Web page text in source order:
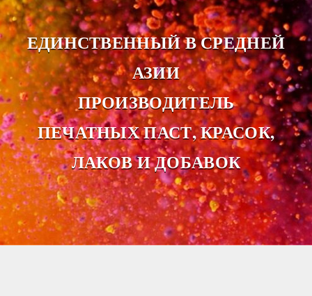
ЕДИНСТВЕННЫЙ В СРЕДНЕЙ
АЗИИ
ПРОИЗВОДИТЕЛЬ
ПЕЧАТНЫХ ПАСТ, КРАСОК,
ЛАКОВ И ДОБАВОК